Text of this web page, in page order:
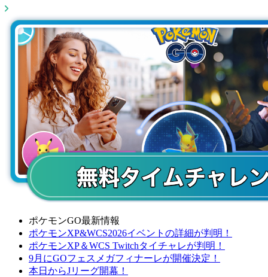
ポケモンGO最新情報
ポケモンXP&WCS2026イベントの詳細が判明！
ポケモンXP＆WCS Twitchタイチャレが判明！
9月にGOフェスメガフィナーレが開催決定！
本日からJリーグ開幕！